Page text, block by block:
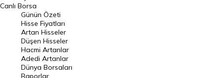
BIST 100 Hisseleri
En Çok Artan Hisseler
En Çok Düşen Hisseler
Hacmi Artanlar
Geçmiş Kapanışlar
Canlı Borsa
Günün Özeti
Hisse Fiyatları
Artan Hisseler
Düşen Hisseler
Hacmi Artanlar
Adedi Artanlar
Dünya Borsaları
Raporlar